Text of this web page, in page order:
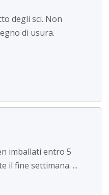
degli sci. Non
di usura.
imballati entro 5
il fine settimana. ...